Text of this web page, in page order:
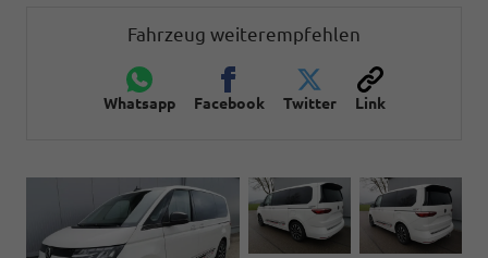
Fahrzeug weiterempfehlen
Whatsapp Facebook Twitter Link